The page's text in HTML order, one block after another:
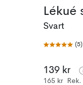
Lékué
Svart
(5)
139 kr
165 kr